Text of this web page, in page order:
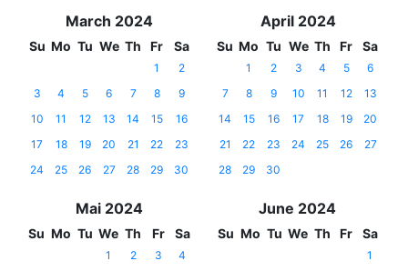
March 2024
Su Mo Tu We Th Fr Sa
1
2
3
4 5 6 7 8
9
10
11 12 13 14 15
16
17
18 19 20 21 22
23
24
25 26 27 28 29 30
April 2024
Su Mo Tu We Th Fr Sa
1 2 3 4 5
6
7
8 9 10 11 12
13
14
15 16 17 18 19
20
21
22 23 24 25 26
27
28
29 30
Mai 2024
Su Mo Tu We Th Fr Sa
1 2 3
4
June 2024
Su Mo Tu We Th Fr Sa
1